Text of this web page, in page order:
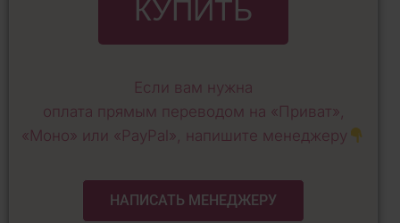
КУПИТЬ
Если вам нужна
оплата прямым переводом на «Приват»,
«Моно» или «PayPal», напишите менеджеру
НАПИСАТЬ МЕНЕДЖЕРУ